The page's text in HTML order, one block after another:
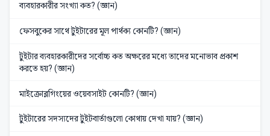
ব্যবহারকারীর সংখ্যা কত? (জ্ঞান)
ফেসবুকের সাথে টুইটারের মূল পার্থক্য কোনটি? (জ্ঞান)
টুইটার ব্যবহারকারীদের সর্বোচ্চ কত অক্ষরের মধ্যে তাদের মনোভাব প্রকাশ
করতে হয়? (জ্ঞান)
মাইক্রোব্লগিংয়ের ওয়েবসাইট কোনটি? (জ্ঞান)
টুইটারের সদস্যদের টুইটবার্তাগুলো কোথায় দেখা যায়? (জ্ঞান)